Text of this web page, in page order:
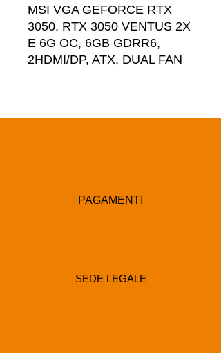
MSI VGA GEFORCE RTX
3050, RTX 3050 VENTUS 2X
E 6G OC, 6GB GDRR6,
2HDMI/DP, ATX, DUAL FAN
PAGAMENTI
SEDE LEGALE